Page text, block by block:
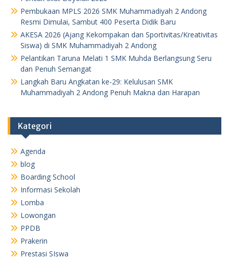
Pembukaan MPLS 2026 SMK Muhammadiyah 2 Andong
Resmi Dimulai, Sambut 400 Peserta Didik Baru
AKESA 2026 (Ajang Kekompakan dan Sportivitas/Kreativitas
Siswa) di SMK Muhammadiyah 2 Andong
Pelantikan Taruna Melati 1 SMK Muhda Berlangsung Seru
dan Penuh Semangat
Langkah Baru Angkatan ke-29: Kelulusan SMK
Muhammadiyah 2 Andong Penuh Makna dan Harapan
Kategori
Agenda
blog
Boarding School
Informasi Sekolah
Lomba
Lowongan
PPDB
Prakerin
Prestasi SIswa